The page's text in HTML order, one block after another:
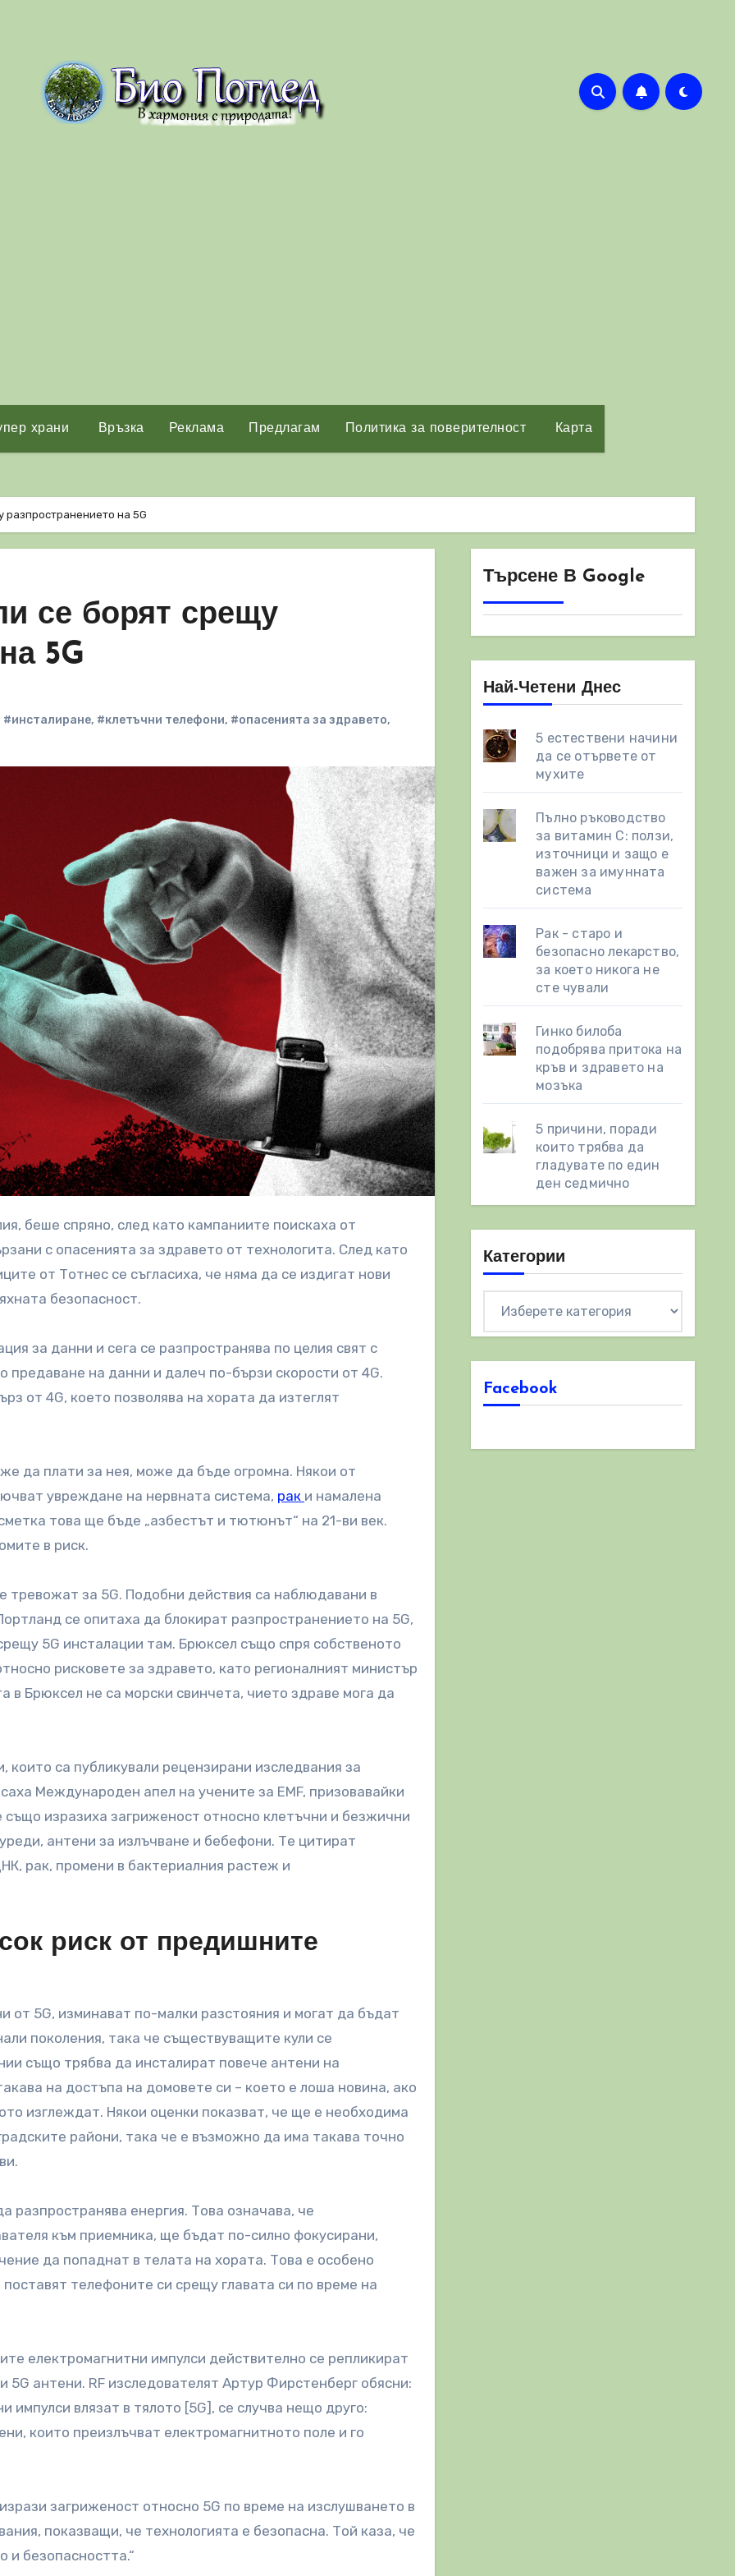
храни Връзка Реклама Предлагам Политика за поверителност Карта
на 5G
се борят срещу
5G
#инсталиране, #клетъчни телефони, #опасенията за здравето,
с опасенията за здравето от технологита. След като
от Тотнес се съгласиха, че няма да се издигат нови
безопасност.
за данни и сега се разпространява по целия свят с
предаване на данни и далеч по-бързи скорости от 4G.
от 4G, което позволява на хората да изтеглят
да плати за нея, може да бъде огромна. Някои от
увреждане на нервната система, рак и намалена
това ще бъде „азбестът и тютюнът“ на 21-ви век.
в риск.
тревожат за 5G. Подобни действия са наблюдавани в
се опитаха да блокират разпространението на 5G,
5G инсталации там. Брюксел също спря собственото
рисковете за здравето, като регионалният министър
в Брюксел не са морски свинчета, чието здраве мога да
които са публикували рецензирани изследвания за
Международен апел на учените за EMF, призовавайки
изразиха загриженост относно клетъчни и безжични
антени за излъчване и бебефони. Те цитират
рак, промени в бактериалния растеж и
риск от предишните
от 5G, изминават по-малки разстояния и могат да бъдат
поколения, така че съществуващите кули се
също трябва да инсталират повече антени на
на достъпа на домовете си – което е лоша новина, ако
изглеждат. Някои оценки показват, че ще е необходима
райони, така че е възможно да има такава точно
разпространява енергия. Това означава, че
към приемника, ще бъдат по-силно фокусирани,
да попаднат в телата на хората. Това е особено
телефоните си срещу главата си по време на
електромагнитни импулси действително се репликират
антени. RF изследователят Артур Фирстенберг обясни:
импулси влязат в тялото [5G], се случва нещо друго:
които преизлъчват електромагнитното поле и го
загриженост относно 5G по време на изслушването в
показващи, че технологията е безопасна. Той каза, че
и безопасността.“
Търсене В Google
Най-Четени Днес
5 естествени начини
да се отървете от
мухите
Пълно ръководство
за витамин С: ползи,
източници и защо е
важен за имунната
система
Рак - старо и
безопасно лекарство,
за което никога не
сте чували
Гинко билоба
подобрява притока на
кръв и здравето на
мозъка
5 причини, поради
които трябва да
гладувате по един
ден седмично
Категории
Facebook